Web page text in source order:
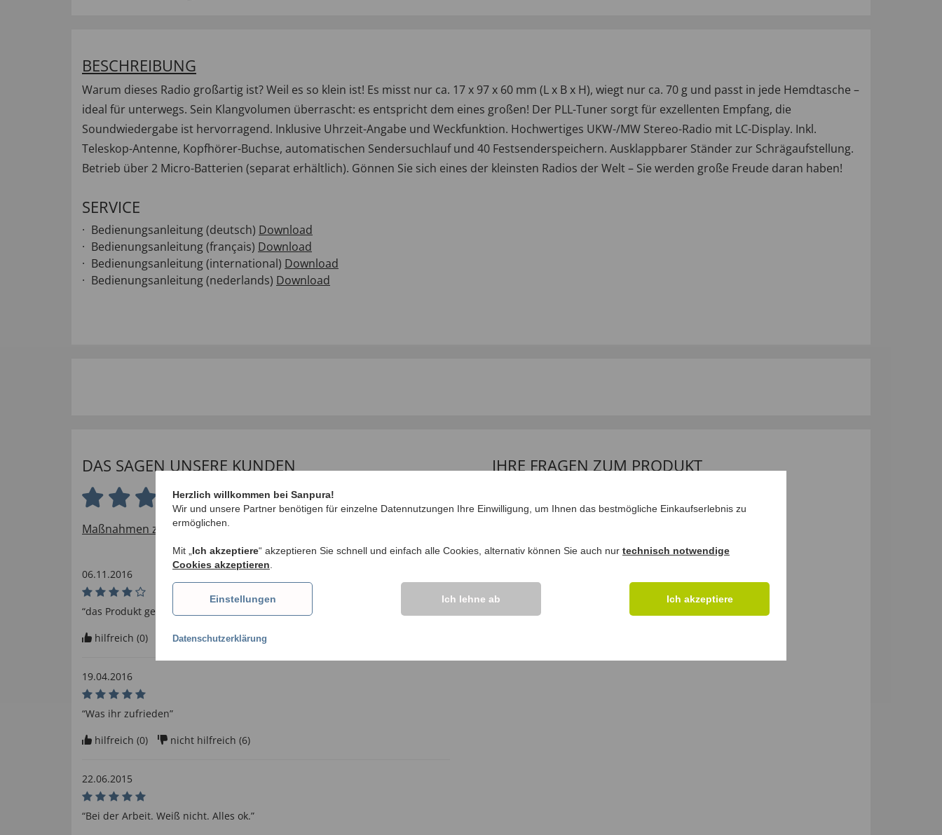
BESCHREIBUNG
Warum dieses Radio großartig ist? Weil es so klein ist! Es misst nur ca. 17 x 97 x 60 mm (L x B x H), wiegt nur ca. 70 g und passt in jede Hemdtasche –
ideal für unterwegs. Sein Klangvolumen überrascht: es entspricht dem eines großen! Der PLL-Tuner sorgt für exzellenten Empfang, die
Soundwiedergabe ist hervorragend. Inklusive Uhrzeit-Angabe und Weckfunktion. Hochwertiges UKW-/MW Stereo-Radio mit LC-Display. Inkl.
Teleskop-Antenne, Kopfhörer-Buchse, automatischen Sendersuchlauf und 40 Festsenderspeichern. Ausklappbarer Ständer zur Schrägaufstellung.
Betrieb über 2 Micro-Batterien (separat erhältlich). Gönnen Sie sich eines der kleinsten Radios der Welt – Sie werden große Freude daran haben!
SERVICE
Bedienungsanleitung (deutsch) Download
Bedienungsanleitung (français) Download
Bedienungsanleitung (international) Download
Bedienungsanleitung (nederlands) Download
DAS SAGEN UNSERE KUNDEN
4.7 von 5 Sternen
Maßnahmen zur Verifizierung von Bewertungen >>
06.11.2016
“das Produkt gefällt mir sehr.”
hilfreich (0) nicht hilfreich (2)
19.04.2016
“Was ihr zufrieden”
hilfreich (0) nicht hilfreich (6)
22.06.2015
“Bei der Arbeit. Weiß nicht. Alles ok.”
IHRE FRAGEN ZUM PRODUKT
Frage stellen
Herzlich willkommen bei Sanpura!
Wir und unsere Partner benötigen für einzelne Datennutzungen Ihre Einwilligung, um Ihnen das bestmögliche Einkaufserlebnis zu
ermöglichen.
Mit „ Ich akzeptiere“ akzeptieren Sie schnell und einfach alle Cookies, alternativ können Sie auch nur technisch notwendige
Cookies akzeptieren
Einstellungen Ich lehne ab Ich akzeptiere
Datenschutzerklärung